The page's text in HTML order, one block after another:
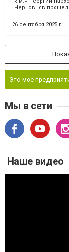
к.м.н. Георгий
Черновцов прошел
26 сентября 2025 г.
Это мое
Мы в сети
Наше видео